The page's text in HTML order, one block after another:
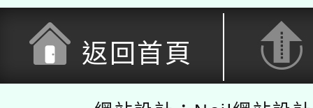
返回首頁